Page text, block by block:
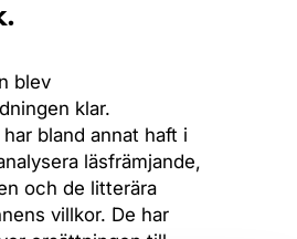
blev
klar.
bland annat haft i
läsfrämjande,
och de litterära
villkor. De har